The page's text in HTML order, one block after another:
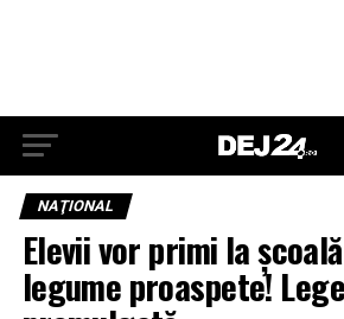
NAŢIONAL
Elevii vor primi la
legume proaspete!